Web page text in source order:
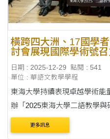
橫跨四大洲、17國學
討會展現國際學術號
日期 : 2025-12-29
點閱 : 541
單位 : 華語文教學學程
東海大學持續表現卓越學術能
辦「2025東海大學二語教學
International Conference on
Research 2025），吸引來自
更多訊息